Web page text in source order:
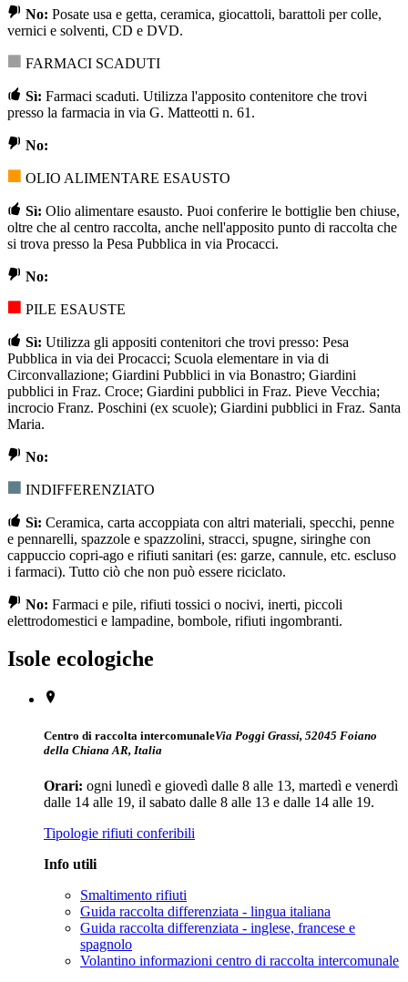
No: Posate usa e getta, ceramica, giocattoli, barattoli per colle,
vernici e solventi, CD e DVD.
FARMACI SCADUTI
Sì: Farmaci scaduti. Utilizza l'apposito contenitore che trovi
presso la farmacia in via G. Matteotti n. 61.
No:
OLIO ALIMENTARE ESAUSTO
Sì: Olio alimentare esausto. Puoi conferire le bottiglie ben chiuse,
oltre che al centro raccolta, anche nell'apposito punto di raccolta che
si trova presso la Pesa Pubblica in via Procacci.
No:
PILE ESAUSTE
Sì: Utilizza gli appositi contenitori che trovi presso: Pesa
Pubblica in via dei Procacci; Scuola elementare in via di
Circonvallazione; Giardini Pubblici in via Bonastro; Giardini
pubblici in Fraz. Croce; Giardini pubblici in Fraz. Pieve Vecchia;
incrocio Franz. Poschini (ex scuole); Giardini pubblici in Fraz. Santa
Maria.
No:
INDIFFERENZIATO
Sì: Ceramica, carta accoppiata con altri materiali, specchi, penne
e pennarelli, spazzole e spazzolini, stracci, spugne, siringhe con
cappuccio copri-ago e rifiuti sanitari (es: garze, cannule, etc. escluso
i farmaci). Tutto ciò che non può essere riciclato.
No: Farmaci e pile, rifiuti tossici o nocivi, inerti, piccoli
elettrodomestici e lampadine, bombole, rifiuti ingombranti.
Isole ecologiche
Centro di raccolta intercomunaleVia Poggi Grassi, 52045 Foiano
della Chiana AR, Italia
Orari: ogni lunedì e giovedì dalle 8 alle 13, martedì e venerdì
dalle 14 alle 19, il sabato dalle 8 alle 13 e dalle 14 alle 19.
Tipologie rifiuti conferibili
Info utili
Smaltimento rifiuti
Guida raccolta differenziata - lingua italiana
Guida raccolta differenziata - inglese, francese e
spagnolo
Volantino informazioni centro di raccolta intercomunale